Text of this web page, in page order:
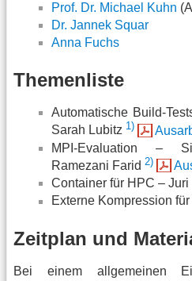
Prof. Dr. Michael Kuhn
Dr. Jannek Squar
Anna Fuchs
Themenliste
Automatische Build-
Sarah Lubitz 1)
MPI-Evaluation –
Ramezani Farid 2)
Container für HPC – Juri
Externe Kompression
Zeitplan und
Bei einem allgemeinen